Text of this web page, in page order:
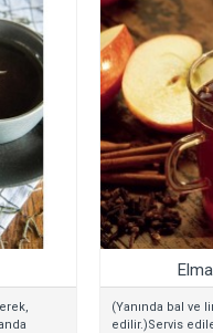
(Yanında bal ve
edilir.)Servis